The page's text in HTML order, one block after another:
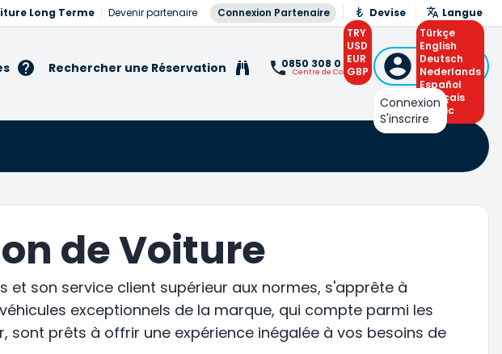
Long Terme Devenir partenaire Connexion Partenaire
Devise
TRY
USD
EUR
GBP
Langue
Türkçe
English
Deutsch
Nederlands
Español
Français
Arabic
Rechercher une Réservation 0850 308 0 308
Centre de Contact
Connexion
ou S'inscrire
Connexion
S'inscrire
de Voiture
et son service client supérieur aux normes, s'apprête à
exceptionnels de la marque, qui compte parmi les
prêts à offrir une expérience inégalée à vos besoins de